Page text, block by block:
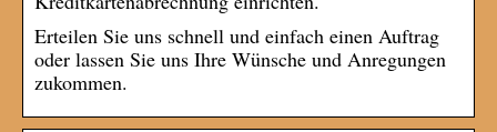
Erteilen Sie uns schnell und einfach einen Auftrag
oder lassen Sie uns Ihre Wünsche und Anregungen
zukommen.